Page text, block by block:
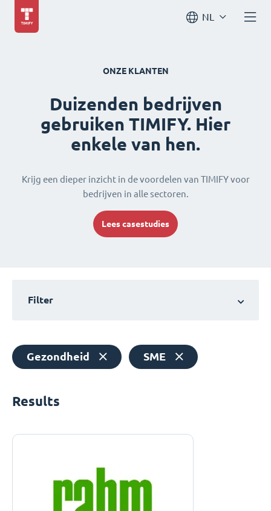
NL
ONZE KLANTEN
Duizenden bedrijven
gebruiken TIMIFY. Hier
enkele van hen.
Krijg een dieper inzicht in de voordelen van TIMIFY voor
bedrijven in alle sectoren.
Lees casestudies
Filter
Gezondheid SME
Results